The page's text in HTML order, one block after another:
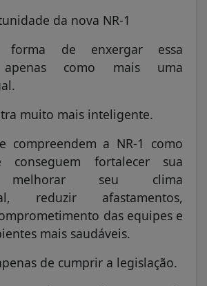
da nova NR-1
forma de enxergar essa
apenas como mais uma
muito mais inteligente.
compreendem a NR-1 como
conseguem fortalecer sua
melhorar seu clima
reduzir afastamentos,
das equipes e
mais saudáveis.
de cumprir a legislação.